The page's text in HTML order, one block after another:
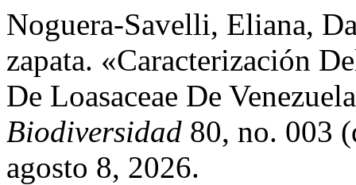
Noguera-Savelli, Eliana,
zapata. «Caracterización
De Loasaceae De
Biodiversidad 80, no. 003
agosto 8, 2026.